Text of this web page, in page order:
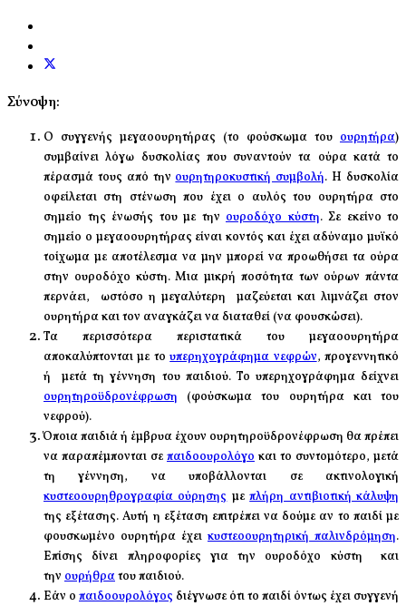
Σύνοψη:
Ο συγγενής μεγαοουρητήρας (το φούσκωμα του ουρητήρα)
συμβαίνει λόγω δυσκολίας που συναντούν τα ούρα κατά το
πέρασμά τους από την ουρητηροκυστική συμβολή. Η δυσκολία
οφείλεται στη στένωση που έχει ο αυλός του ουρητήρα στο
σημείο της ένωσής του με την ουροδόχο κύστη. Σε εκείνο το
σημείο ο μεγαοουρητήρας είναι κοντός και έχει αδύναμο μυϊκό
τοίχωμα με αποτέλεσμα να μην μπορεί να προωθήσει τα ούρα
στην ουροδόχο κύστη. Μια μικρή ποσότητα των ούρων πάντα
περνάει, ωστόσο η μεγαλύτερη μαζεύεται και λιμνάζει στον
ουρητήρα και τον αναγκάζει να διαταθεί (να φουσκώσει).
Τα περισσότερα περιστατικά του μεγαοουρητήρα
αποκαλύπτονται με τουπερηχογράφημα νεφρών, προγεννητικό
ή μετά τη γέννηση του παιδιού. Το υπερηχογράφημα δείχνει
ουρητηροϋδρονέφρωση (φούσκωμα του ουρητήρα και του
νεφρού).
Όποια παιδιά ή έμβρυα έχουν ουρητηροϋδρονέφρωση θα πρέπει
να παραπέμπονται σε παιδοουρολόγο και το συντομότερο, μετά
τη γέννηση, να υποβάλλονται σε ακτινολογική
κυστεοουρηθρογραφία ούρησης μεπλήρη αντιβιοτική κάλυψη
της εξέτασης. Αυτή η εξέταση επιτρέπει να δούμε αν το παιδί με
φουσκωμένο ουρητήρα έχει κυστεοουρητηρική παλινδρόμηση.
Επίσης δίνει πληροφορίες για την ουροδόχο κύστη και
την ουρήθρατου παιδιού.
Εάν ο παιδοουρολόγος διέγνωσε ότι το παιδί όντως έχει συγγενή